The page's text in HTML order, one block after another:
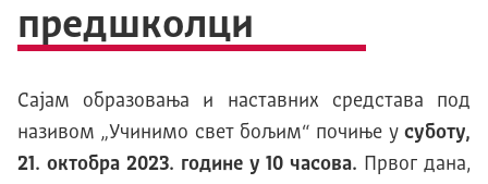
предшколци
Сајам oбразовања и наставних средстава под
називом „Учинимо свет бољим“ почиње у суботу,
21. октобра 2023. годинеу 10 часова. Првог дана,